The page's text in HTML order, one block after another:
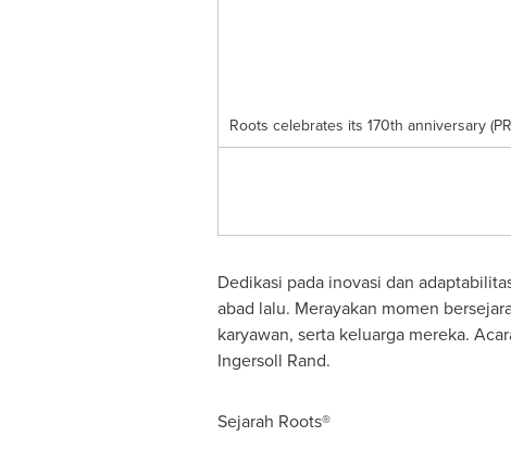
Roots celebrates its 170th anniversary
Dedikasi pada inovasi dan
abad lalu. Merayakan momen
karyawan, serta keluarga mereka.
Ingersoll Rand.
Sejarah Roots®